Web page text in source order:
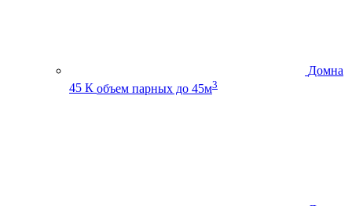
Домна
45 К объем парных до 45м3